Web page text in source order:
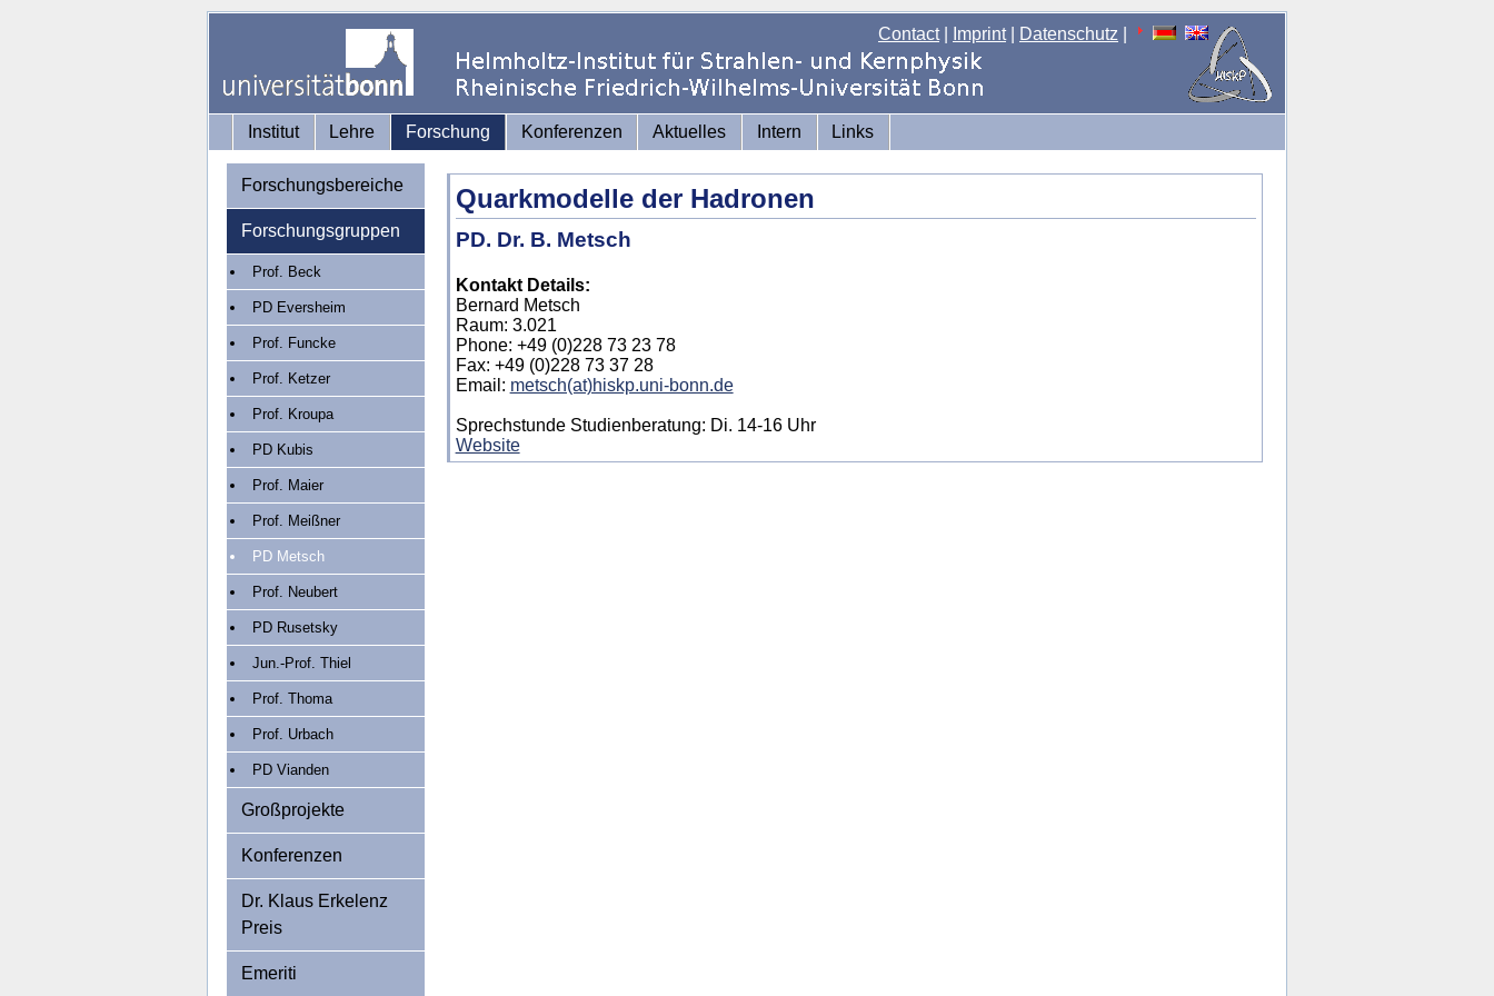
Contact| Imprint| Datenschutz
Institut Lehre Forschung Konferenzen Aktuelles Intern Links
Forschungsbereiche
Forschungsgruppen
Prof. Beck
PD Eversheim
Prof. Funcke
Prof. Ketzer
Prof. Kroupa
PD Kubis
Prof. Maier
Prof. Meißner
PD Metsch
Prof. Neubert
PD Rusetsky
Jun.-Prof. Thiel
Prof. Thoma
Prof. Urbach
PD Vianden
Großprojekte
Konferenzen
Dr. Klaus Erkelenz
Preis
Emeriti
Quarkmodelle der Hadronen
PD. Dr. B. Metsch
Kontakt Details:
Bernard Metsch
Raum: 3.021
Phone: +49 (0)228 73 23 78
Fax: +49 (0)228 73 37 28
Email: metsch(at)hiskp.uni-bonn.de
Sprechstunde Studienberatung: Di. 14-16 Uhr
Website